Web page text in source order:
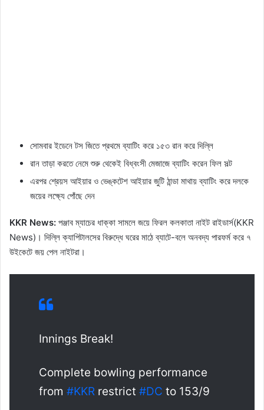
সোমবার ইডেনে টস জিতে প্রথমে ব্যাটিং করে ১৫৩ রান করে দিল্লি
রান তাড়া করতে নেমে শুরু থেকেই বিধ্বংসী মেজাজে ব্যাটিং করেন ফিল সল্ট
এরপর শ্রেয়স আইয়ার ও ভেঙ্কটেশ আইয়ার জুটি ঠান্ডা মাথায় ব্যাটিং করে দলকে
জয়ের লক্ষ্যে পোঁছে দেন
KKR News: পঞ্জাব ম্যাচের ধাক্কা সামলে জয়ে ফিরল কলকাতা নাইট রাইডার্স(KKR
News)। দিল্লি ক্যাপিটালসের বিরুদ্ধে ঘরের মাঠে ব্যাটে-বলে অনবদ্য পারফর্ম করে ৭
উইকেটে জয় পেল নাইটরা।
Innings Break!
Complete bowling performance
from #KKR restrict #DC to 153/9